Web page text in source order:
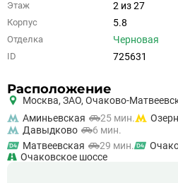
Этаж 2 из 27
Корпус 5.8
Отделка Черновая
ID 725631
Расположение
Москва, ЗАО, Очаково-
Аминьевская
25 мин.
Давыдково
6 мин.
Матвеевская
29 мин.
Очаковское шоссе